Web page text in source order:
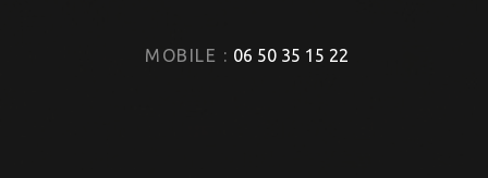
MOBILE : 06 50 35 15 22